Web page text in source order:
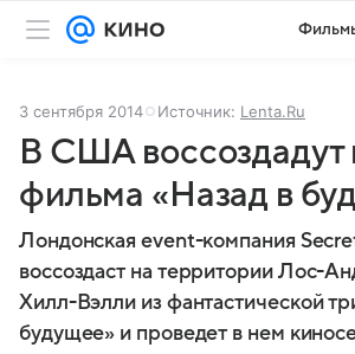
3 сентября 2014 Источник: Lenta.Ru
В США воссоздадут
фильма «Назад в
Лондонская event-компания
воссоздаст на территории Лос-
Хилл-Вэлли из фантастической
будущее» и проведет в нем